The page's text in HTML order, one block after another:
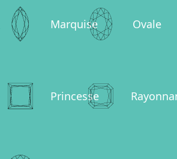
Marquise Ovale
Princesse